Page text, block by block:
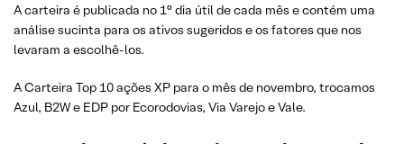
A carteira é publicada no 1° dia útil de cada mês e contém uma
análise sucinta para os ativos sugeridos e os fatores que nos
levaram a escolhê-los.
A Carteira Top 10 ações XP para o mês de novembro, trocamos
Azul, B2W e EDP por Ecorodovias, Via Varejo e Vale.